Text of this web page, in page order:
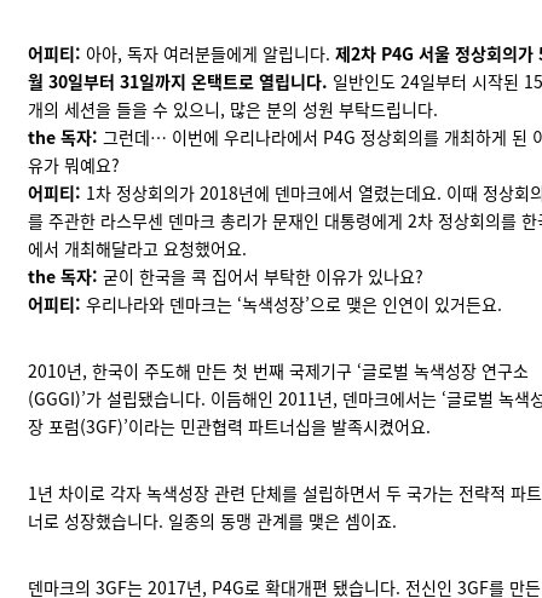
어피티: 아아, 독자 여러분들에게 알립니다. 제2차 P4G 서울 정상회의가
월 30일부터 31일까지 온택트로 열립니다. 일반인도 24일부터 시작된 15
개의 세션을 들을 수 있으니, 많은 분의 성원 부탁드립니다.
the 독자: 그런데… 이번에 우리나라에서 P4G 정상회의를 개최하게 된
유가 뭐예요?
어피티: 1차 정상회의가 2018년에 덴마크에서 열렸는데요. 이때 정상회
를 주관한 라스무센 덴마크 총리가 문재인 대통령에게 2차 정상회의를 한
에서 개최해달라고 요청했어요.
the 독자: 굳이 한국을 콕 집어서 부탁한 이유가 있나요?
어피티: 우리나라와 덴마크는 ‘녹색성장’으로 맺은 인연이 있거든요.
2010년, 한국이 주도해 만든 첫 번째 국제기구 ‘글로벌 녹색성장 연구소
(GGGI)’가 설립됐습니다. 이듬해인 2011년, 덴마크에서는 ‘글로벌 녹색
장 포럼(3GF)’이라는 민관협력 파트너십을 발족시켰어요.
1년 차이로 각자 녹색성장 관련 단체를 설립하면서 두 국가는 전략적 파트
너로 성장했습니다. 일종의 동맹 관계를 맺은 셈이죠.
덴마크의 3GF는 2017년, P4G로 확대개편 됐습니다. 전신인 3GF를 만든